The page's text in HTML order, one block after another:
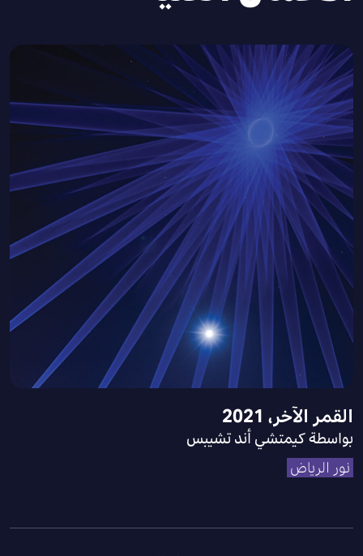
القمر الآخر، 2021
بواسطة كيمتشي أند تشيبس
نور الرياض